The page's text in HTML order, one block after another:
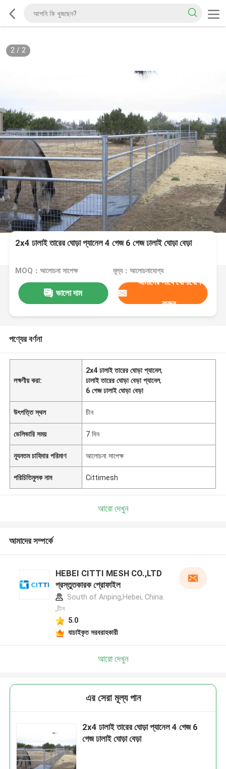
2/ 2
2x4 ঢালাই তারের ঘোড়া প্যানেল 4 গেজ 6 গেজ ঢালাই ঘোড়া বেড়া
MOQ：আলোচনা সাপেক্ষ মূল্য：আলোচনাযোগ্য
ভালো দাম
আমাদের সাথে যোগাযোগ
করুন
পণ্যের বর্ণনা
লক্ষণীয় করা:
2x4 ঢালাই তারের ঘোড়া প্যানেল,
ঢালাই তারের ঘোড়া বেড়া প্যানেল,
6 গেজ ঢালাই ঘোড়া বেড়া
উৎপত্তি স্থল চীন
ডেলিভারি সময় 7 দিন
ন্যূনতম চাহিদার পরিমাণ আলোচনা সাপেক্ষ
পরিচিতিমুলক নাম Cittimesh
আরো দেখুন
আমাদের সম্পর্কে
HEBEI CITTI MESH CO.,LTD
প্রস্তুতকারক প্রোফাইল
South of Anping,Hebei, China.
,চীন
5.0
যাচাইকৃত সরবরাহকারী
আরো দেখুন
এর সেরা মূল্য পান
2x4 ঢালাই তারের ঘোড়া প্যানেল 4 গেজ 6
গেজ ঢালাই ঘোড়া বেড়া